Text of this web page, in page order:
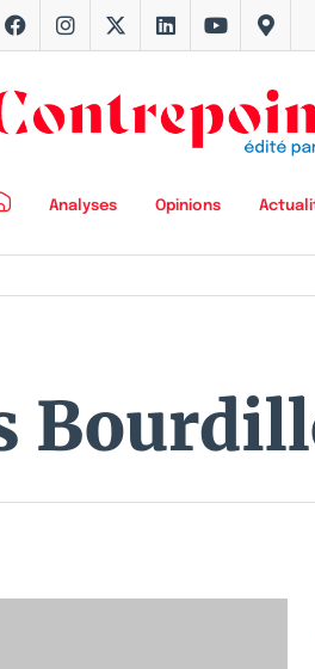
Analyses Opinions